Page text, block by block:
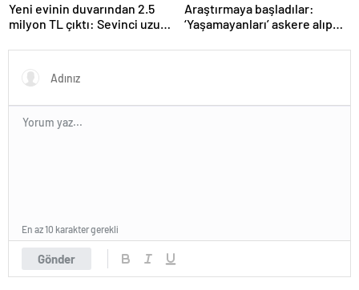
Yeni evinin duvarından 2.5
milyon TL çıktı: Sevinci uzun
Araştırmaya başladılar:
‘Yaşamayanları’ askere alıp
Gönder
En az 10 karakter gerekli